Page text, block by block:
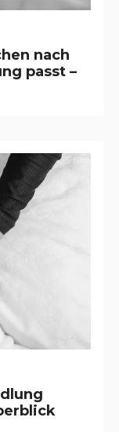
nach
passt –